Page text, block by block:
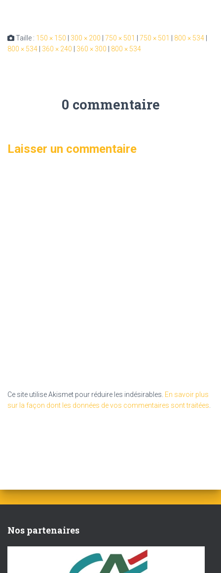
Taille : 150 × 150 300 × 200 750 × 501 750 × 501 800 × 534
800 × 534
360 × 240 360 × 300 800 × 534
0 commentaire
Laisser un commentaire
Ce site utilise Akismet pour réduire les indésirables. En savoir plus
sur la façon dont les données de vos commentaires sont traitées.
Nos partenaires